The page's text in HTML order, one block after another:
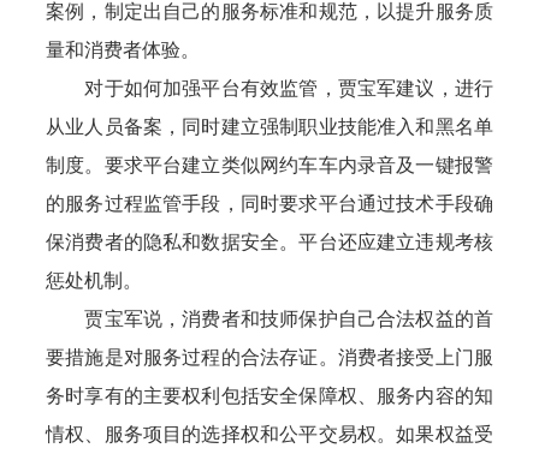
案例，制定出自己的服务标准和规范，以提升服务质
量和消费者体验。
对于如何加强平台有效监管，贾宝军建议，进行
从业人员备案，同时建立强制职业技能准入和黑名单
制度。要求平台建立类似网约车车内录音及一键报警
的服务过程监管手段，同时要求平台通过技术手段确
保消费者的隐私和数据安全。平台还应建立违规考核
惩处机制。
贾宝军说，消费者和技师保护自己合法权益的首
要措施是对服务过程的合法存证。消费者接受上门服
务时享有的主要权利包括安全保障权、服务内容的知
情权、服务项目的选择权和公平交易权。如果权益受